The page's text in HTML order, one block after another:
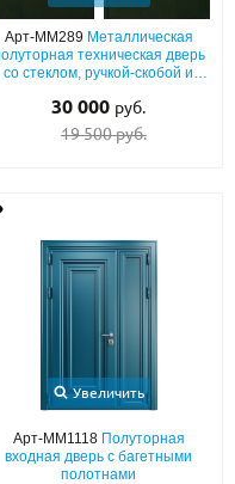
ВС - до 19:00
44-41
M.RU
Арт-ММ289 Металлическая
техническая дверь
со стеклом, ручкой-скобой и
30 000 руб.
19 500 руб.
Увеличить
Арт-ММ1118 Полуторная
входная дверь с багетными
полотнами